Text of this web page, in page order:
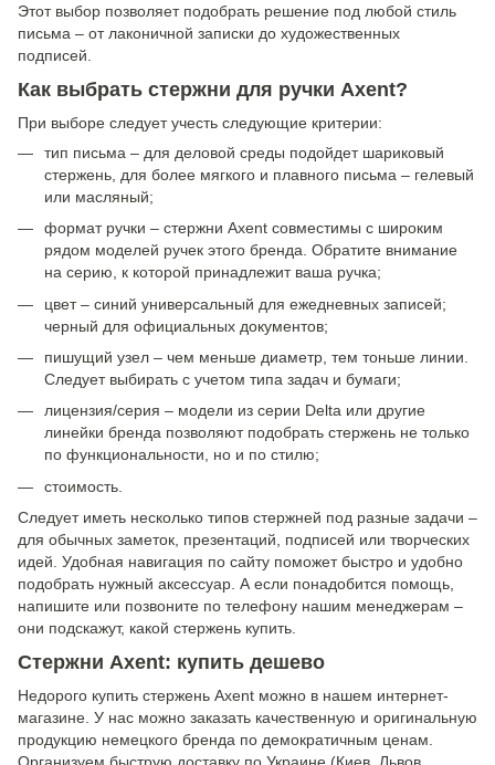
Этот выбор позволяет подобрать решение под любой стиль
письма – от лаконичной записки до художественных
подписей.
Как выбрать стержни для ручки Axent?
При выборе следует учесть следующие критерии:
тип письма – для деловой среды подойдет шариковый
стержень, для более мягкого и плавного письма – гелевый
или масляный;
формат ручки – стержни Axent совместимы с широким
рядом моделей ручек этого бренда. Обратите внимание
на серию, к которой принадлежит ваша ручка;
цвет – синий универсальный для ежедневных записей;
черный для официальных документов;
пишущий узел – чем меньше диаметр, тем тоньше линии.
Следует выбирать с учетом типа задач и бумаги;
лицензия/серия – модели из серии Delta или другие
линейки бренда позволяют подобрать стержень не только
по функциональности, но и по стилю;
стоимость.
Следует иметь несколько типов стержней под разные задачи –
для обычных заметок, презентаций, подписей или творческих
идей. Удобная навигация по сайту поможет быстро и удобно
подобрать нужный аксессуар. А если понадобится помощь,
напишите или позвоните по телефону нашим менеджерам –
они подскажут, какой стержень купить.
Стержни Axent: купить дешево
Недорого купить стержень Axent можно в нашем интернет-
магазине. У нас можно заказать качественную и оригинальную
продукцию немецкого бренда по демократичным ценам.
Организуем быструю доставку по Украине (Киев, Львов,